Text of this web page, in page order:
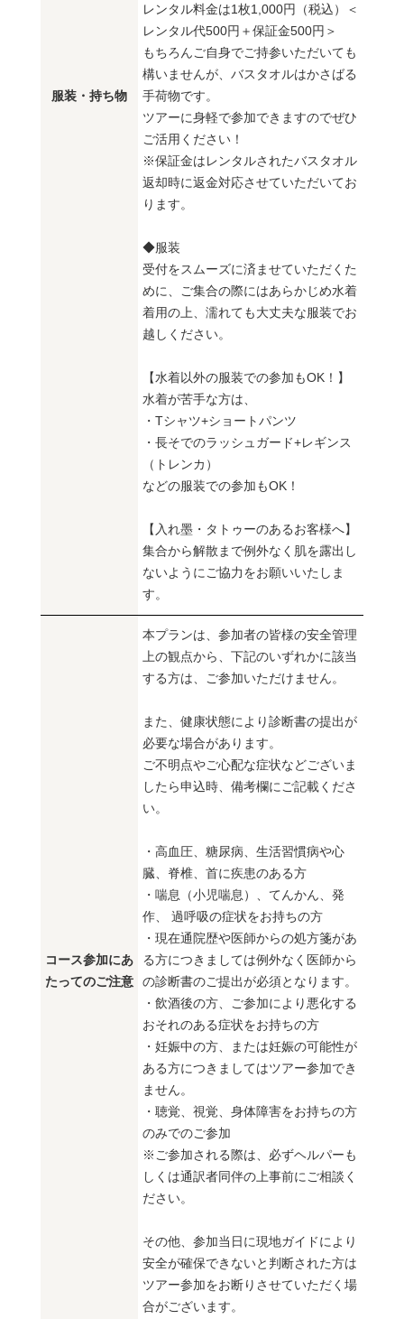
服装・持ち物
レンタル料金は1枚1,000円（税込）＜
レンタル代500円＋保証金500円＞
もちろんご自身でご持参いただいても
構いませんが、バスタオルはかさばる
手荷物です。
ツアーに身軽で参加できますのでぜひ
ご活用ください！
※保証金はレンタルされたバスタオル
返却時に返金対応させていただいてお
ります。
◆服装
受付をスムーズに済ませていただくた
めに、ご集合の際にはあらかじめ水着
着用の上、濡れても大丈夫な服装でお
越しください。
【水着以外の服装での参加もOK！】
水着が苦手な方は、
・Tシャツ+ショートパンツ
・長そでのラッシュガード+レギンス
（トレンカ）
などの服装での参加もOK！
【入れ墨・タトゥーのあるお客様へ】
集合から解散まで例外なく肌を露出し
ないようにご協力をお願いいたしま
す。
コース参加にあ
たってのご注意
本プランは、参加者の皆様の安全管理
上の観点から、下記のいずれかに該当
する方は、ご参加いただけません。
また、健康状態により診断書の提出が
必要な場合があります。
ご不明点やご心配な症状などございま
したら申込時、備考欄にご記載くださ
い。
・高血圧、糖尿病、生活習慣病や心
臓、脊椎、首に疾患のある方
・喘息（小児喘息）、てんかん、発
作、 過呼吸の症状をお持ちの方
・現在通院歴や医師からの処方箋があ
る方につきましては例外なく医師から
の診断書のご提出が必須となります。
・飲酒後の方、ご参加により悪化する
おそれのある症状をお持ちの方
・妊娠中の方、または妊娠の可能性が
ある方につきましてはツアー参加でき
ません。
・聴覚、視覚、身体障害をお持ちの方
のみでのご参加
※ご参加される際は、必ずヘルパーも
しくは通訳者同伴の上事前にご相談く
ださい。
その他、参加当日に現地ガイドにより
安全が確保できないと判断された方は
ツアー参加をお断りさせていただく場
合がございます。